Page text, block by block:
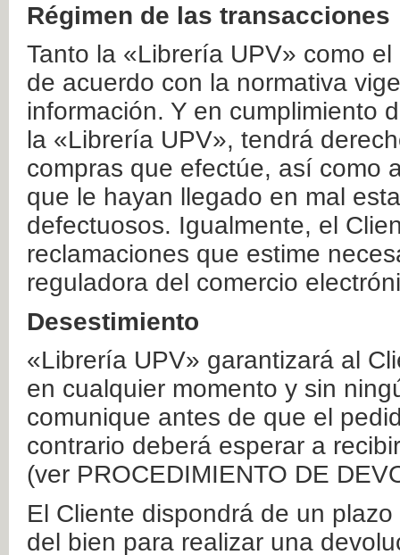
Régimen de las transacciones
Tanto la «Librería UPV» como
de acuerdo con la normativa
información. Y en cumplimiento
la «Librería UPV», tendrá
compras que efectúe, así como
que le hayan llegado en mal
defectuosos. Igualmente, el
reclamaciones que estime
reguladora del comercio
Desestimiento
«Librería UPV» garantizará al
en cualquier momento y sin
comunique antes de que el
contrario deberá esperar a
(ver PROCEDIMIENTO DE
El Cliente dispondrá de un
del bien para realizar una